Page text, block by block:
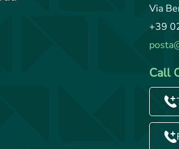
Via
+39
Call